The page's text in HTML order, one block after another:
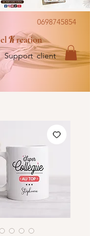
0698745854
el Kreation
Support client